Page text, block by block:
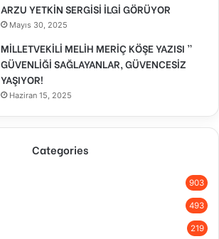
ARZU YETKİN SERGİSİ İLGİ GÖRÜYOR
Mayıs 30, 2025
MİLLETVEKİLİ MELİH MERİÇ KÖŞE YAZISI ”
GÜVENLİĞİ SAĞLAYANLAR, GÜVENCESİZ
YAŞIYOR!
Haziran 15, 2025
Categories
903
493
219